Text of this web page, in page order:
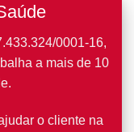
0001-16,
a mais de 10
o cliente na